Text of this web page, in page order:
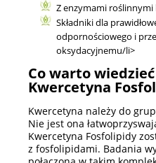
Z enzymami
Składniki dla
odpornościowego i
oksydacyjnemu/li>
Co warto
Kwercetyna
Kwercetyna należy do
Nie jest ona
Kwercetyna Fosfolipidy
z fosfolipidami. Badania